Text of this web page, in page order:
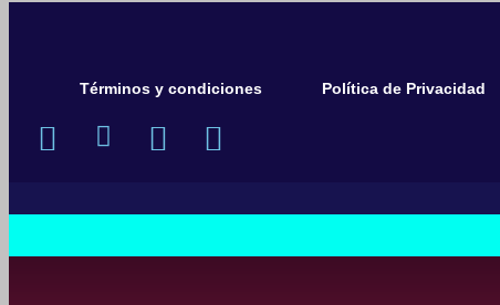
Términos y condiciones Política de Privacidad